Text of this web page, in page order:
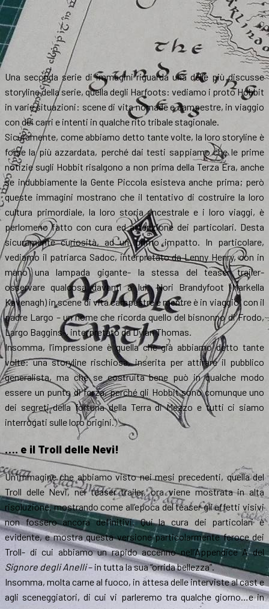
Una seconda serie di immagini riguarda una delle più discusse
storyline della serie, quella degli Harfoots: vediamo i proto Hobbit
in varie situazioni: scene di vita nomade e campestre, in viaggio
con dei carri e intenti in qualche rito tribale stagionale.
Sicuramente, come abbiamo detto tante volte, la loro storyline è
forse la più azzardata, perché dai testi sappiamo che le prime
notizie sugli Hobbit risalgono a non prima della Terza Era, anche
se indubbiamente la Gente Piccola esisteva anche prima; però
queste immagini mostrano che il tentativo di costruire la loro
cultura primordiale, la loro storia ancestrale e i loro viaggi, è
perlomeno fatto con cura ed attenzione dei particolari. Desta
sicuramente curiosità, ad un primo impatto. In particolare,
vediamo il patriarca Sadoc, interpretato da Lenny Henry, con in
mano una lampada gigante- la stessa del teaser trailer-
osservare qualcosa davanti a lui: Nori Brandyfoot (Markella
Kavenagh) in scene di vita campestre e mentre è in viaggio, con il
padre Largo – un nome che ricorda quello del bisnonno di Frodo,
Largo Baggins-, interpretato da Dylan Thomas.
Insomma, l’impressione è quella che già abbiamo detto tante
volte: una storyline rischiosa, inserita per attirare il pubblico
generalista, ma che se costruita bene può in qualche modo
essere un punto di forza, perché gli Hobbit sono comunque uno
dei segreti della fortuna della Terra di Mezzo e tutti ci siamo
interrogati sulle loro origini.
…. e il Troll delle Nevi!
Un’immagine che abbiamo visto nei mesi precedenti, quella del
Troll delle Nevi, nel teaser trailer, ora viene mostrata in alta
risoluzione, mostrando come all’epoca del teaser gli effetti visivi
non fossero ancora definitivi. Qui la cura dei particolari è
evidente, e mostra questa versione particolarmente feroce dei
Troll- di cui abbiamo un rapido accenno nell’Appendice A del
Signore degli Anelli– in tutta la sua “orrida bellezza”.
Insomma, molta carne al fuoco, in attesa delle interviste al cast e
agli sceneggiatori, di cui vi parleremo tra qualche giorno…e in